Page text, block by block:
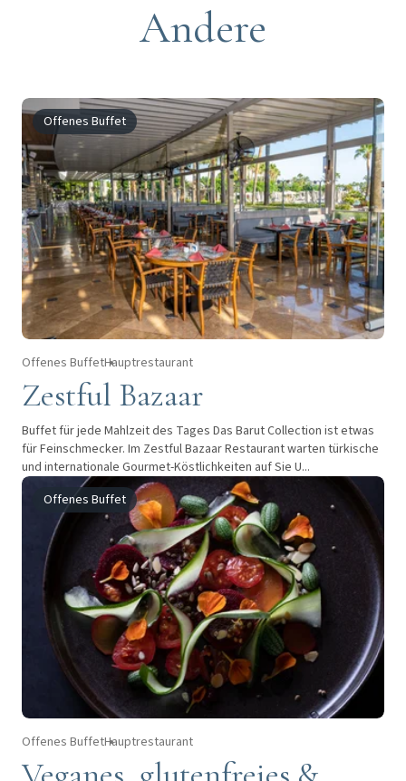
Andere
Offenes Buffet
Offenes BuffetHauptrestaurant
Zestful Bazaar
Buffet für jede Mahlzeit des Tages Das Barut Collection ist etwas
für Feinschmecker. Im Zestful Bazaar Restaurant warten türkische
und internationale Gourmet-Köstlichkeiten auf Sie U...
Offenes Buffet
Offenes BuffetHauptrestaurant